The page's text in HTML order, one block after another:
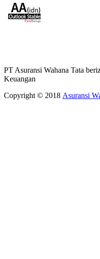
PT Asuransi Wahana Tata
Keuangan
Copyright © 2018 Asuransi